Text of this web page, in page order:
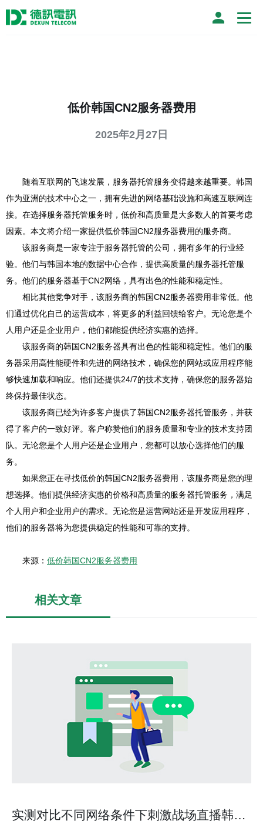
低价韩国CN2服务器费用
2025年2月27日
随着互联网的飞速发展，服务器托管服务变得越来越重要。韩国
作为亚洲的技术中心之一，拥有先进的网络基础设施和高速互联网连
接。在选择服务器托管服务时，低价和高质量是大多数人的首要考虑
因素。本文将介绍一家提供低价韩国CN2服务器费用的服务商。
该服务商是一家专注于服务器托管的公司，拥有多年的行业经
验。他们与韩国本地的数据中心合作，提供高质量的服务器托管服
务。他们的服务器基于CN2网络，具有出色的性能和稳定性。
相比其他竞争对手，该服务商的韩国CN2服务器费用非常低。他
们通过优化自己的运营成本，将更多的利益回馈给客户。无论您是个
人用户还是企业用户，他们都能提供经济实惠的选择。
该服务商的韩国CN2服务器具有出色的性能和稳定性。他们的服
务器采用高性能硬件和先进的网络技术，确保您的网站或应用程序能
够快速加载和响应。他们还提供24/7的技术支持，确保您的服务器始
终保持最佳状态。
该服务商已经为许多客户提供了韩国CN2服务器托管服务，并获
得了客户的一致好评。客户称赞他们的服务质量和专业的技术支持团
队。无论您是个人用户还是企业用户，您都可以放心选择他们的服
务。
如果您正在寻找低价的韩国CN2服务器费用，该服务商是您的理
想选择。他们提供经济实惠的价格和高质量的服务器托管服务，满足
个人用户和企业用户的需求。无论您是运营网站还是开发应用程序，
他们的服务器将为您提供稳定的性能和可靠的支持。
来源： 低价韩国CN2服务器费用
相关文章
实测对比不同网络条件下刺激战场直播韩国